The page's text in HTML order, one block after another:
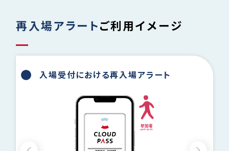
再入場アラート ご利用イメージ
入場受付における再入場アラート